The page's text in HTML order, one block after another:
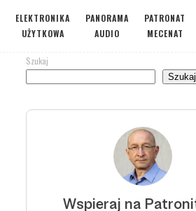
ELEKTRONIKA
UŻYTKOWA
PANORAMA
AUDIO
PATRONAT
MECENAT
Szukaj
Szukaj